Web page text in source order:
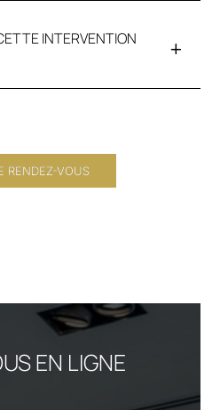
INTERVENTION
RENDEZ-VOUS
EN LIGNE